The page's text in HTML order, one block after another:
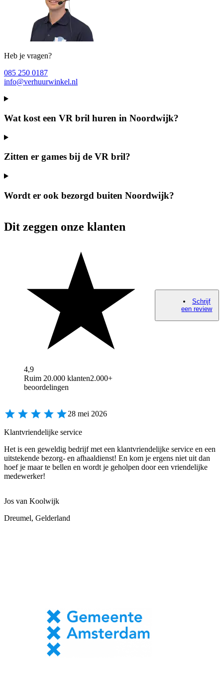
Heb je vragen?
085 250 0187
info@verhuurwinkel.nl
Wat kost een VR bril huren in Noordwijk?
Zitten er games bij de VR bril?
Wordt er ook bezorgd buiten Noordwijk?
Dit zeggen onze klanten
4,9
Ruim 20.000 klanten2.000+
beoordelingen
Schrijf
een review
28 mei 2026
Klantvriendelijke service
Het is een geweldig bedrijf met een klantvriendelijke service en een
uitstekende bezorg- en afhaaldienst! En kom je ergens niet uit dan
hoef je maar te bellen en wordt je geholpen door een vriendelijke
medewerker!
Jos van Koolwijk
Dreumel, Gelderland